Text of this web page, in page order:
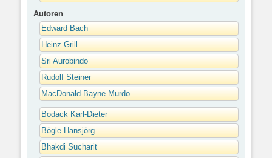
Autoren
Edward Bach
Heinz Grill
Sri Aurobindo
Rudolf Steiner
MacDonald-Bayne Murdo
Bodack Karl-Dieter
Bögle Hansjörg
Bhakdi Sucharit